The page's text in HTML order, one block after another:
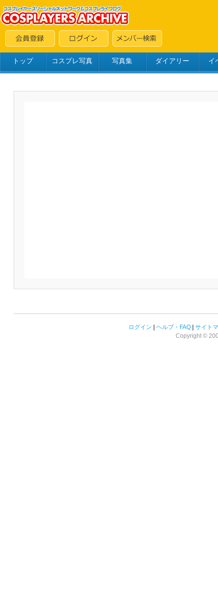
トップ コスプレ写真 写真集 ダイアリー イ
ログイン ヘルプ・FAQ
サイト
Copyright ©